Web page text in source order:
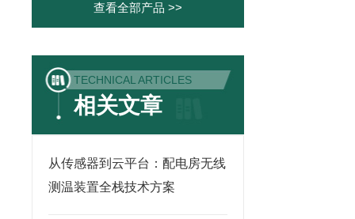
查看全部产品 >>
TECHNICAL ARTICLES
相关文章
从传感器到云平台：配电房无线
测温装置全栈技术方案